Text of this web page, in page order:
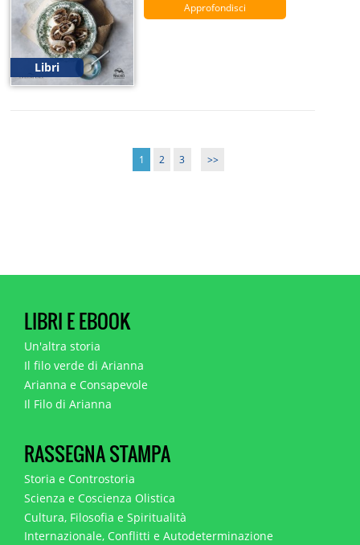
Libri
Approfondisci
1 2 3 >>
LIBRI E EBOOK
Un'altra storia
Il filo verde di Arianna
Arianna e Consapevole
Il Filo di Arianna
RASSEGNA STAMPA
Storia e Controstoria
Scienza e Coscienza Olistica
Cultura, Filosofia e Spiritualità
Internazionale, Conflitti e Autodeterminazione